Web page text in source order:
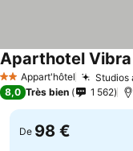
2 ÉtoilesAppart'hôtel Studios
Aparthotel
8,0 Très bien 1 562
De 98 €